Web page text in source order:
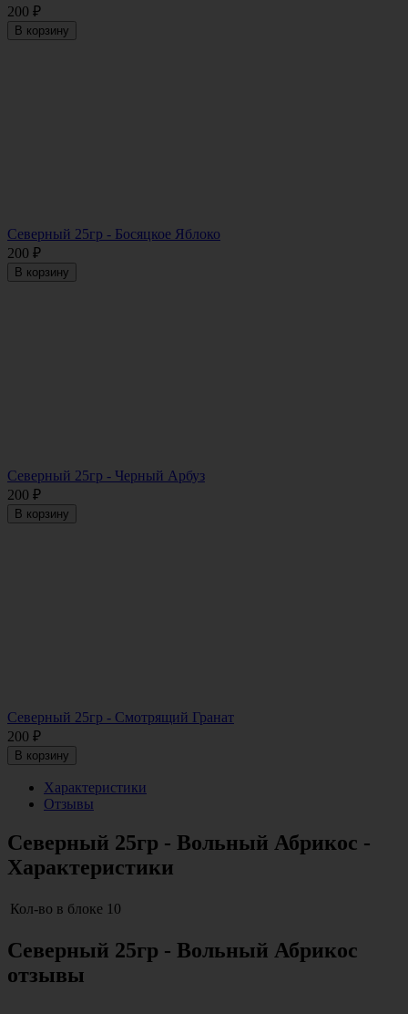
200 ₽
В корзину
Северный 25гр - Босяцкое Яблоко
200 ₽
В корзину
Северный 25гр - Черный Арбуз
200 ₽
В корзину
Северный 25гр - Смотрящий Гранат
200 ₽
В корзину
Характеристики
Отзывы
Северный 25гр - Вольный Абрикос -
Характеристики
Кол-во в блоке 10
Северный 25гр - Вольный Абрикос
отзывы